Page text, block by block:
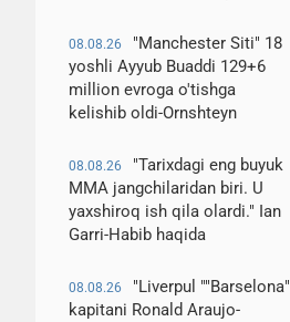
08.08.26
"Manchester Siti" 18
yoshli Ayyub Buaddi 129+6
million evroga o'tishga
kelishib oldi-Ornshteyn
08.08.26
"Tarixdagi eng buyuk
MMA jangchilaridan biri. U
yaxshiroq ish qila olardi." Ian
Garri-Habib haqida
08.08.26
"Liverpul ""Barselona"
kapitani Ronald Araujo-